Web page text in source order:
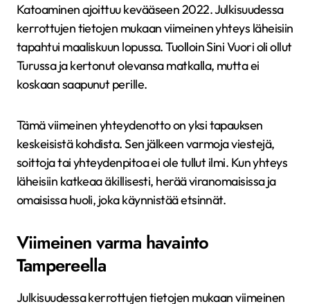
Katoaminen ajoittuu kevääseen 2022. Julkisuudessa
kerrottujen tietojen mukaan viimeinen yhteys läheisiin
tapahtui maaliskuun lopussa. Tuolloin Sini Vuori oli ollut
Turussa ja kertonut olevansa matkalla, mutta ei
koskaan saapunut perille.
Tämä viimeinen yhteydenotto on yksi tapauksen
keskeisistä kohdista. Sen jälkeen varmoja viestejä,
soittoja tai yhteydenpitoa ei ole tullut ilmi. Kun yhteys
läheisiin katkeaa äkillisesti, herää viranomaisissa ja
omaisissa huoli, joka käynnistää etsinnät.
Viimeinen varma havainto
Tampereella
Julkisuudessa kerrottujen tietojen mukaan viimeinen